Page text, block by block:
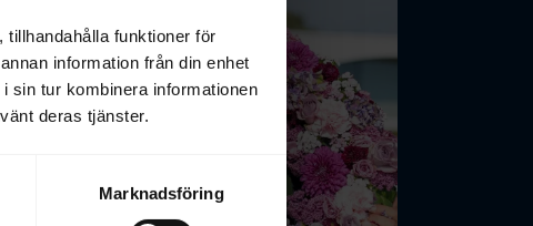
tillhandahålla funktioner för
information från din enhet
sin tur kombinera informationen
deras tjänster.
Marknadsföring